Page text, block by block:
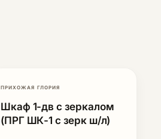
ПРИХОЖАЯ ГЛОРИЯ
Шкаф 1-дв с зеркалом
(ПРГ ШК-1 с зерк ш/л)